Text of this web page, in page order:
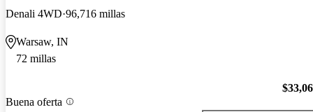
Denali 4WD 96,716 millas
Warsaw, IN
72 millas
Buena oferta